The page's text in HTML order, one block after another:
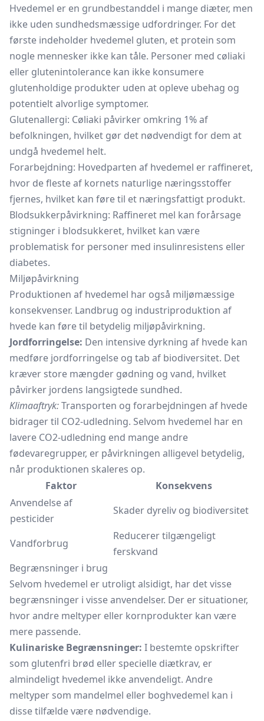
Hvedemel er en grundbestanddel i mange diæter, men
ikke uden sundhedsmæssige udfordringer. For det
første indeholder hvedemel gluten, et protein som
nogle mennesker ikke kan tåle. Personer med cøliaki
eller glutenintolerance kan ikke konsumere
glutenholdige produkter uden at opleve ubehag og
potentielt alvorlige symptomer.
Glutenallergi: Cøliaki påvirker omkring 1% af
befolkningen, hvilket gør det nødvendigt for dem at
undgå hvedemel helt.
Forarbejdning: Hovedparten af hvedemel er raffineret,
hvor de fleste af kornets naturlige næringsstoffer
fjernes, hvilket kan føre til et næringsfattigt produkt.
Blodsukkerpåvirkning: Raffineret mel kan forårsage
stigninger i blodsukkeret, hvilket kan være
problematisk for personer med insulinresistens eller
diabetes.
Miljøpåvirkning
Produktionen af hvedemel har også miljømæssige
konsekvenser. Landbrug og industriproduktion af
hvede kan føre til betydelig miljøpåvirkning.
Jordforringelse: Den intensive dyrkning af hvede kan
medføre jordforringelse og tab af biodiversitet. Det
kræver store mængder gødning og vand, hvilket
påvirker jordens langsigtede sundhed.
Klimaaftryk:Transporten og forarbejdningen af hvede
bidrager til CO2-udledning. Selvom hvedemel har en
lavere CO2-udledning end mange andre
fødevaregrupper, er påvirkningen alligevel betydelig,
når produktionen skaleres op.
Faktor
Konsekvens
Anvendelse af
pesticider
Skader dyreliv og biodiversitet
Vandforbrug
Reducerer tilgængeligt
ferskvand
Begrænsninger i brug
Selvom hvedemel er utroligt alsidigt, har det visse
begrænsninger i visse anvendelser. Der er situationer,
hvor andre meltyper eller kornprodukter kan være
mere passende.
Kulinariske Begrænsninger: I bestemte opskrifter
som glutenfri brød eller specielle diætkrav, er
almindeligt hvedemel ikke anvendeligt. Andre
meltyper som mandelmel eller boghvedemel kan i
disse tilfælde være nødvendige.